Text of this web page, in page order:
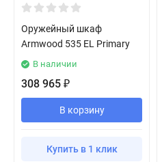
Оружейный шкаф
Armwood 535 EL Primary
В наличии
308 965 ₽
В корзину
Купить в 1 клик